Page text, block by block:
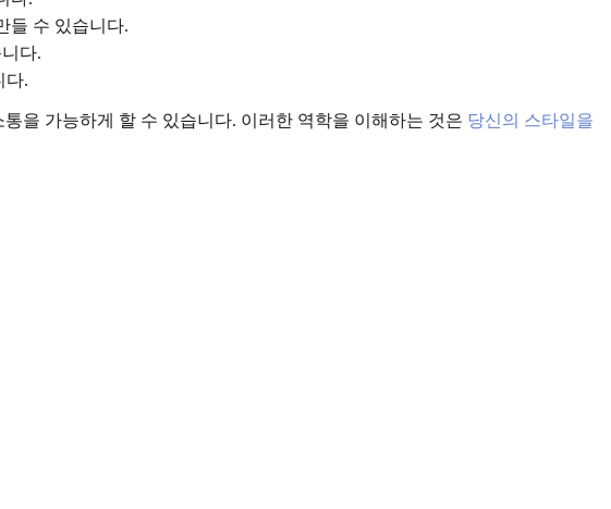
들 수 있습니다.
다.
다.
을 가능하게 할 수 있습니다. 이러한 역학을 이해하는 것은 당신의 스타일을